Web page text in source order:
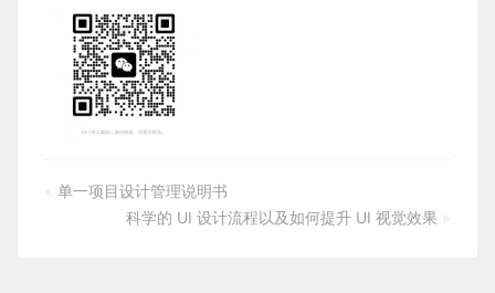
« 单一项目设计管理说明书
科学的 UI 设计流程以及如何提升 UI 视觉效果 »